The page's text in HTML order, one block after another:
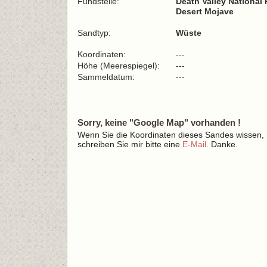
Desert Mojave
Sandtyp: Wüste
Koordinaten:
---
Höhe (Meerespiegel):
---
Sammeldatum:
---
Sorry, keine "Google Map" vorhanden !
Wenn Sie die Koordinaten dieses Sandes wissen,
schreiben Sie mir bitte eine E-Mail . Danke.